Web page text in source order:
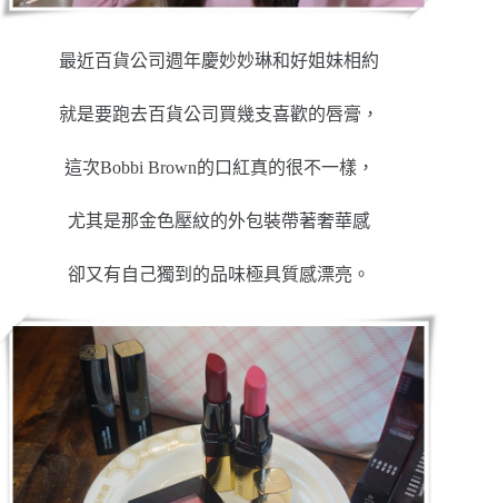
最近百貨公司週年慶妙妙琳和好姐妹相約
就是要跑去百貨公司買幾支喜歡的唇膏，
這次Bobbi Brown的口紅真的很不一樣，
尤其是那金色壓紋的外包裝帶著奢華感
卻又有自己獨到的品味極具質感漂亮。